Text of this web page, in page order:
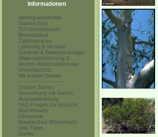
Informationen
Vertrag widerrufen
Datenschutz
EU Umsatzsteuer
Bestellablauf
Zahlungsarten
Lieferung & Versand
Garantie & Beanstandungen
Widerrufsbelehrung &
Muster-Widerrufsformular
Umweltschutz
Wir kaufen Samen
------------------------
Unsere Samen
Vermehrung mit Samen
Aussaatanleitung
FAQ-Fragen zur Anzucht
Warnhinweis
Klimazone
Botanisches Wörterbuch
Link-Tipps
Danke